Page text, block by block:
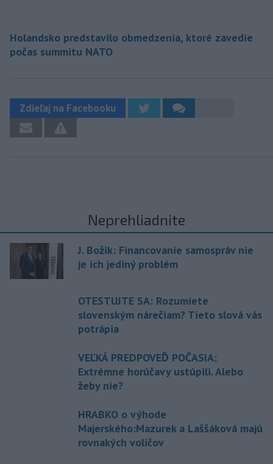
Holandsko predstavilo obmedzenia, ktoré zavedie
počas summitu NATO
Zdieľaj na Facebooku
Neprehliadnite
J. Božik: Financovanie samospráv nie
je ich jediný problém
OTESTUJTE SA: Rozumiete
slovenským nárečiam? Tieto slová vás
potrápia
VEĽKÁ PREDPOVEĎ POČASIA:
Extrémne horúčavy ustúpili. Alebo
žeby nie?
HRABKO o výhode
Majerského:Mazurek a Laššáková majú
rovnakých voličov